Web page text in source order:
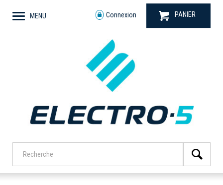
MENU Connexion PANIER